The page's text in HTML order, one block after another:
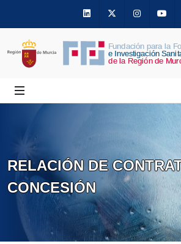
Linkedin Twitter
RELACIÓN DE
CONCESIÓN